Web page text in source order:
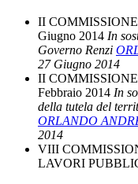
II
Giugno 2014 In
Governo Renzi
27 Giugno 2014
II
Febbraio 2014 In
della tutela del
ORLANDO
2014
VIII
LAVORI